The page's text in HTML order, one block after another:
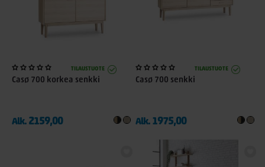
TILAUSTUOTE
Casø 700 korkea senkki
Alk. 2159,00
TILAUSTUOTE
Casø 700 senkki
Alk. 1975,00